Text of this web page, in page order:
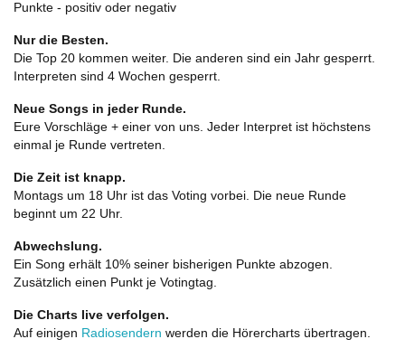
Punkte - positiv oder negativ
Nur die Besten.
Die Top 20 kommen weiter. Die anderen sind ein Jahr gesperrt.
Interpreten sind 4 Wochen gesperrt.
Neue Songs in jeder Runde.
Eure Vorschläge + einer von uns. Jeder Interpret ist höchstens
einmal je Runde vertreten.
Die Zeit ist knapp.
Montags um 18 Uhr ist das Voting vorbei. Die neue Runde
beginnt um 22 Uhr.
Abwechslung.
Ein Song erhält 10% seiner bisherigen Punkte abzogen.
Zusätzlich einen Punkt je Votingtag.
Die Charts live verfolgen.
Auf einigen Radiosendern werden die Hörercharts übertragen.